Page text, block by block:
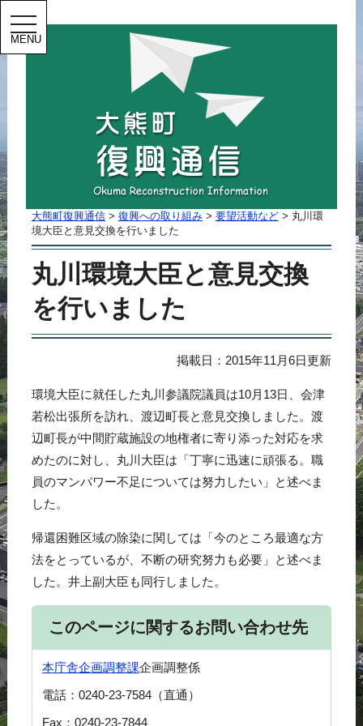
MENU
大熊町復興通信> 復興への取り組み> 要望活動など> 丸川環
境大臣と意見交換を行いました
丸川環境大臣と意見交換
を行いました
掲載日：2015年11月6日更新
環境大臣に就任した丸川参議院議員は10月13日、会津
若松出張所を訪れ、渡辺町長と意見交換しました。渡
辺町長が中間貯蔵施設の地権者に寄り添った対応を求
めたのに対し、丸川大臣は「丁寧に迅速に頑張る。職
員のマンパワー不足については努力したい」と述べま
した。
帰還困難区域の除染に関しては「今のところ最適な方
法をとっているが、不断の研究努力も必要」と述べま
した。井上副大臣も同行しました。
このページに関するお問い合わせ先
本庁舎企画調整課企画調整係
電話：0240-23-7584（直通）
Fax：0240-23-7844